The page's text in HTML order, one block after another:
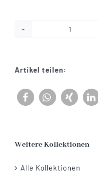
Kirnbach
Artikel teilen:
Weitere Kollektionen
Alle Kollektionen